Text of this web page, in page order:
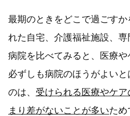
最期のときをどこで過ごす
れた自宅、介護福祉施設、
病院を比べてみると、医療や
必ずしも病院のほうがよい
のは、 受けられる医療やケ
まり差がないことが多いため